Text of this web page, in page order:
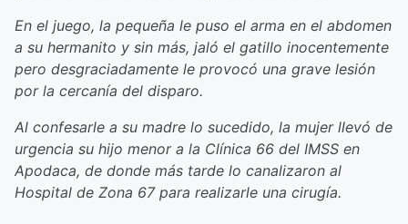
En el juego, la pequeña le puso el arma en el abdomen
a su hermanito y sin más, jaló el gatillo inocentemente
pero desgraciadamente le provocó una grave lesión
por la cercanía del disparo.
Al confesarle a su madre lo sucedido, la mujer llevó de
urgencia su hijo menor a la Clínica 66 del IMSS en
Apodaca, de donde más tarde lo canalizaron al
Hospital de Zona 67 para realizarle una cirugía.